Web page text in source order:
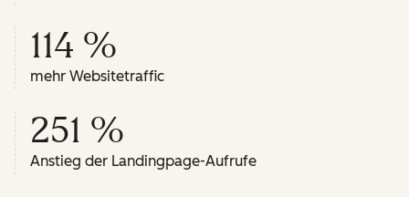
114 %
mehr Websitetraffic
251 %
Anstieg der Landingpage-Aufrufe